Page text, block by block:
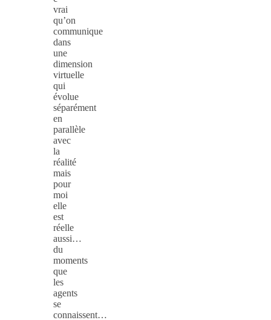
vrai
qu’on
communique
dans
une
dimension
virtuelle
qui
évolue
séparément
en
parallèle
avec
la
réalité
mais
pour
moi
elle
est
réelle
aussi…
du
moments
que
les
agents
se
connaissent…